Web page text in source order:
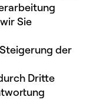
Sie
der
Dritte